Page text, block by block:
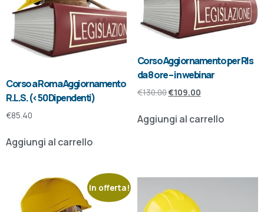
Corso a Roma Aggiornamento
R.L.S. (< 50 Dipendenti)
€85.40
Aggiungi al carrello
Corso Aggiornamento per Rls
da 8 ore – in webinar
€130.00€109.00
Aggiungi al carrello
In offerta!